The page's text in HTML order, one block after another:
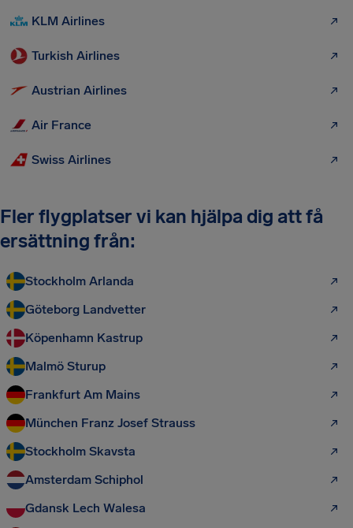
KLM Airlines
Turkish Airlines
Austrian Airlines
Air France
Swiss Airlines
Fler flygplatser vi kan hjälpa dig att få
ersättning från:
Stockholm Arlanda
Göteborg Landvetter
Köpenhamn Kastrup
Malmö Sturup
Frankfurt Am Mains
München Franz Josef Strauss
Stockholm Skavsta
Amsterdam Schiphol
Gdansk Lech Walesa